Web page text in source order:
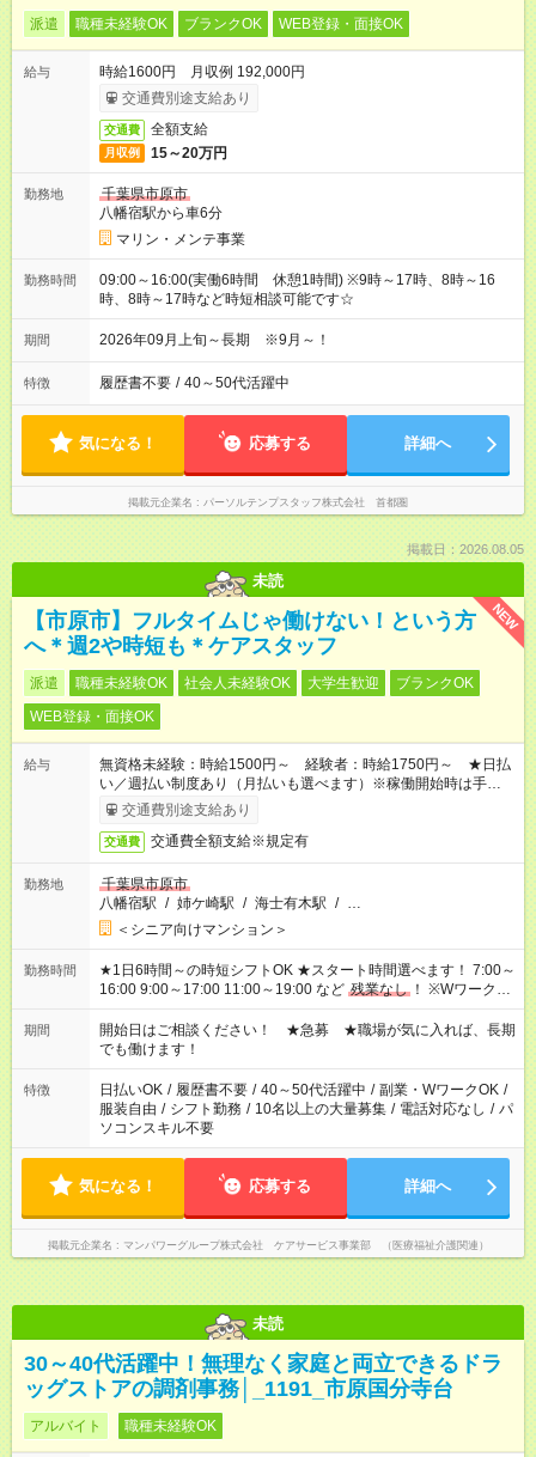
派遣 職種未経験OK ブランクOK WEB登録・面接OK
給与
時給1600円 月収例 192,000円
交通費別途支給あり
交通費 全額支給
月収例 15～20万円
勤務地
千葉県市原市
八幡宿駅から車6分
マリン・メンテ事業
勤務時間
09:00～16:00(実働6時間 休憩1時間) ※9時～17時、8時～16
時、8時～17時など時短相談可能です☆
期間 2026年09月上旬～長期 ※9月～！
特徴 履歴書不要 / 40～50代活躍中
気になる！ 応募する 詳細へ
掲載元企業名 パーソルテンプスタッフ株式会社 首都圏
掲載日：2026.08.05
未読
NEW
【市原市】フルタイムじゃ働けない！という方
へ＊週2や時短も＊ケアスタッフ
派遣 職種未経験OK 社会人未経験OK 大学生歓迎
ブランクOK
WEB登録・面接OK
給与
無資格未経験：時給1500円～ 経験者：時給1750円～ ★日払
い／週払い制度あり（月払いも選べます）※稼働開始時は手続き
完了次第のお支払いとなります。
交通費別途支給あり
交通費 交通費全額支給※規定有
勤務地
千葉県市原市
八幡宿駅 / 姉ケ崎駅 / 海士有木駅 / …
＜シニア向けマンション＞
勤務時間
★1日6時間～の時短シフトOK ★スタート時間選べます！ 7:00～
16:00 9:00～17:00 11:00～19:00 など 残業なし ！ ※Wワークの
場合、他のお仕事と合わせ週40時間超の就業はご案内できませ
ん ※法令に基づき、週20時間以上勤務は社会保険への加入対象
となります ※労働者派遣法（日雇い派遣の原則禁止）により、
短時間・短期間の就業はご案内が難しい場合があります
期間
開始日はご相談ください！ ★急募 ★職場が気に入れば、長期
でも働けます！
特徴 日払いOK / 履歴書不要 / 40～50代活躍中 / 副業・WワークOK /
服装自由 / シフト勤務 / 10名以上の大量募集 / 電話対応なし / パ
ソコンスキル不要
気になる！ 応募する 詳細へ
掲載元企業名 マンパワーグループ株式会社 ケアサービス事業部 （医療福祉介護関連）
未読
30～40代活躍中！無理なく家庭と両立できるドラ
ッグストアの調剤事務│_1191_市原国分寺台
アルバイト 職種未経験OK